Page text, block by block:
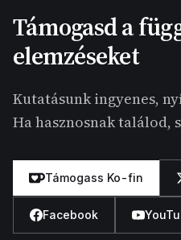
Támogasd a
elemzéseket
Kutatásunk ingyenes,
Ha hasznosnak találod,
Támogass Ko-fin
Facebook